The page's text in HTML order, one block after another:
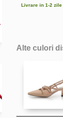
Livrare in 1-2
Alte culori